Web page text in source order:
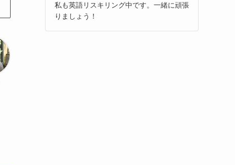
私も英語リスキリング中です。一緒に頑張
りましょう！